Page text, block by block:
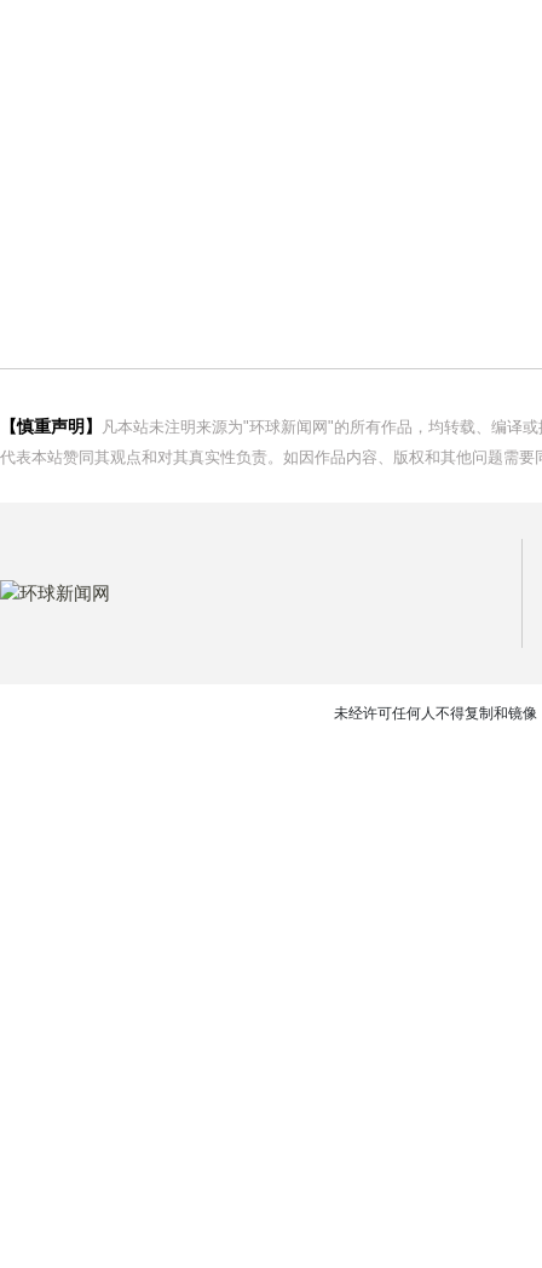
【慎重声明】
凡本站未注明来源为"环球新闻网"的所有作品，均转载、编译
代表本站赞同其观点和对其真实性负责。如因作品内容、版权和其他问题需
未经许可任何人不得复制和镜